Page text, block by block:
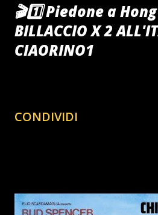
🎬1️⃣ Piedone a
BILLACCIO X 2
CIAORINO1
CONDIVIDI